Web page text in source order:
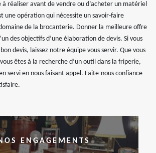
à réaliser avant de vendre ou d’acheter un matériel
une opération qui nécessite un savoir-faire
de la brocanterie. Donner la meilleure offre
des objectifs d’une élaboration de devis. Si vous
devis, laissez notre équipe vous servir. Que vous
êtes à la recherche d’un outil dans la friperie,
servi en nous faisant appel. Faite-nous confiance
ENGAGEMENTS